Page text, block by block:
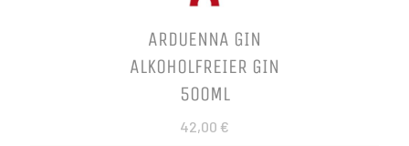
ARDUENNA GIN
ALKOHOLFREIER GIN
500ML
42,00 €